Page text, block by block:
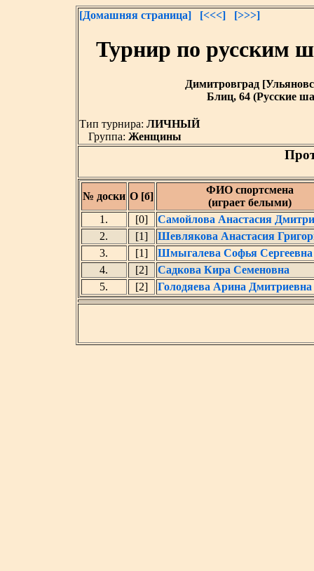
[Домашняя страница] [<<<] [>>>]
Турнир по русским
Димитровград
Блиц, 64 (Русские
Тип турнира: ЛИЧНЫЙ
Группа: Женщины
№ доски О [б]
ФИО спортсмена
(играет белыми)
1.
[0]
Самойлова Анастасия
2.
[1]
Шевлякова Анастасия
3.
[1]
Шмыгалева Софья Сергеевна
4.
[2]
Садкова Кира Семеновна
5.
[2] Голодяева Арина Дмитриевна